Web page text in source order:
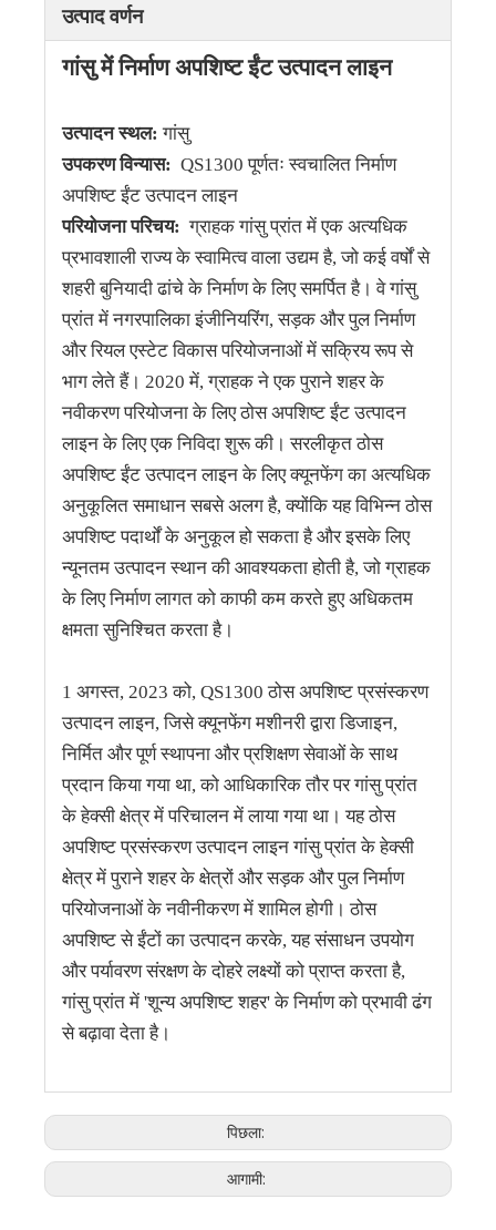
उत्पाद वर्णन
गांसु में निर्माण अपशिष्ट ईंट उत्पादन लाइन
उत्पादन स्थल:गांसु
उपकरण विन्यास: QS1300 पूर्णतः स्वचालित निर्माण
अपशिष्ट ईंट उत्पादन लाइन
परियोजना परिचय:ग्राहक गांसु प्रांत में एक अत्यधिक
प्रभावशाली राज्य के स्वामित्व वाला उद्यम है, जो कई वर्षों से
शहरी बुनियादी ढांचे के निर्माण के लिए समर्पित है। वे गांसु
प्रांत में नगरपालिका इंजीनियरिंग, सड़क और पुल निर्माण
और रियल एस्टेट विकास परियोजनाओं में सक्रिय रूप से
भाग लेते हैं। 2020 में, ग्राहक ने एक पुराने शहर के
नवीकरण परियोजना के लिए ठोस अपशिष्ट ईंट उत्पादन
लाइन के लिए एक निविदा शुरू की। सरलीकृत ठोस
अपशिष्ट ईंट उत्पादन लाइन के लिए क्यूनफेंग का अत्यधिक
अनुकूलित समाधान सबसे अलग है, क्योंकि यह विभिन्न ठोस
अपशिष्ट पदार्थों के अनुकूल हो सकता है और इसके लिए
न्यूनतम उत्पादन स्थान की आवश्यकता होती है, जो ग्राहक
के लिए निर्माण लागत को काफी कम करते हुए अधिकतम
क्षमता सुनिश्चित करता है।
1 अगस्त, 2023 को, QS1300 ठोस अपशिष्ट प्रसंस्करण
उत्पादन लाइन, जिसे क्यूनफेंग मशीनरी द्वारा डिजाइन,
निर्मित और पूर्ण स्थापना और प्रशिक्षण सेवाओं के साथ
प्रदान किया गया था, को आधिकारिक तौर पर गांसु प्रांत
के हेक्सी क्षेत्र में परिचालन में लाया गया था। यह ठोस
अपशिष्ट प्रसंस्करण उत्पादन लाइन गांसु प्रांत के हेक्सी
क्षेत्र में पुराने शहर के क्षेत्रों और सड़क और पुल निर्माण
परियोजनाओं के नवीनीकरण में शामिल होगी। ठोस
अपशिष्ट से ईंटों का उत्पादन करके, यह संसाधन उपयोग
और पर्यावरण संरक्षण के दोहरे लक्ष्यों को प्राप्त करता है,
गांसु प्रांत में 'शून्य अपशिष्ट शहर' के निर्माण को प्रभावी ढंग
से बढ़ावा देता है।
पिछला:
आगामी: